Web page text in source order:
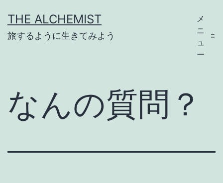
ン
テ
ス
THE ALCHEMIST
旅するように生きてみよう
メ
ニ
ュ
ー
なんの質問？